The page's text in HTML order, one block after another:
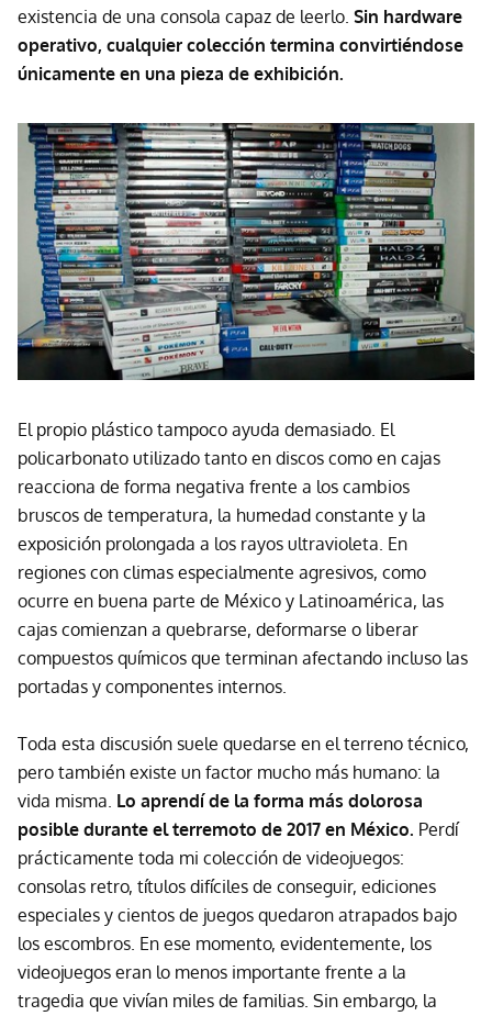
existencia de una consola capaz de leerlo. Sin hardware
operativo, cualquier colección termina convirtiéndose
únicamente en una pieza de exhibición.
El propio plástico tampoco ayuda demasiado. El
policarbonato utilizado tanto en discos como en cajas
reacciona de forma negativa frente a los cambios
bruscos de temperatura, la humedad constante y la
exposición prolongada a los rayos ultravioleta. En
regiones con climas especialmente agresivos, como
ocurre en buena parte de México y Latinoamérica, las
cajas comienzan a quebrarse, deformarse o liberar
compuestos químicos que terminan afectando incluso las
portadas y componentes internos.
Toda esta discusión suele quedarse en el terreno técnico,
pero también existe un factor mucho más humano: la
vida misma. Lo aprendí de la forma más dolorosa
posible durante el terremoto de 2017 en México. Perdí
prácticamente toda mi colección de videojuegos:
consolas retro, títulos difíciles de conseguir, ediciones
especiales y cientos de juegos quedaron atrapados bajo
los escombros. En ese momento, evidentemente, los
videojuegos eran lo menos importante frente a la
tragedia que vivían miles de familias. Sin embargo, la